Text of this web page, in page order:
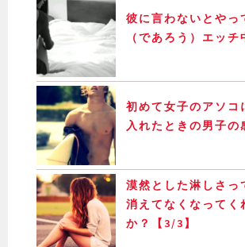
彼に言わないとやっ
（であろう）エッ
初めて女子のアソコ
入れたときの男子の
漠然とした淋しさっ
消えてなくなってく
か？【3/3】